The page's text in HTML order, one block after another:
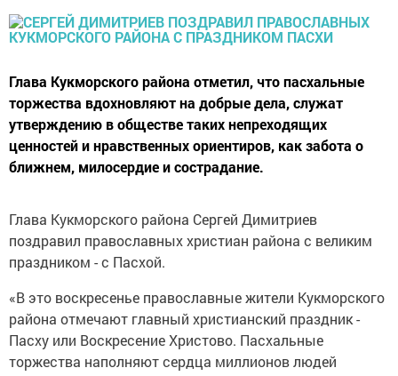
Глава Кукморского района отметил, что пасхальные
торжества вдохновляют на добрые дела, служат
утверждению в обществе таких непреходящих
ценностей и нравственных ориентиров, как забота о
ближнем, милосердие и сострадание.
Глава Кукморского района Сергей Димитриев
поздравил православных христиан района с великим
праздником - с Пасхой.
«В это воскресенье православные жители Кукморского
района отмечают главный христианский праздник -
Пасху или Воскресение Христово. Пасхальные
торжества наполняют сердца миллионов людей